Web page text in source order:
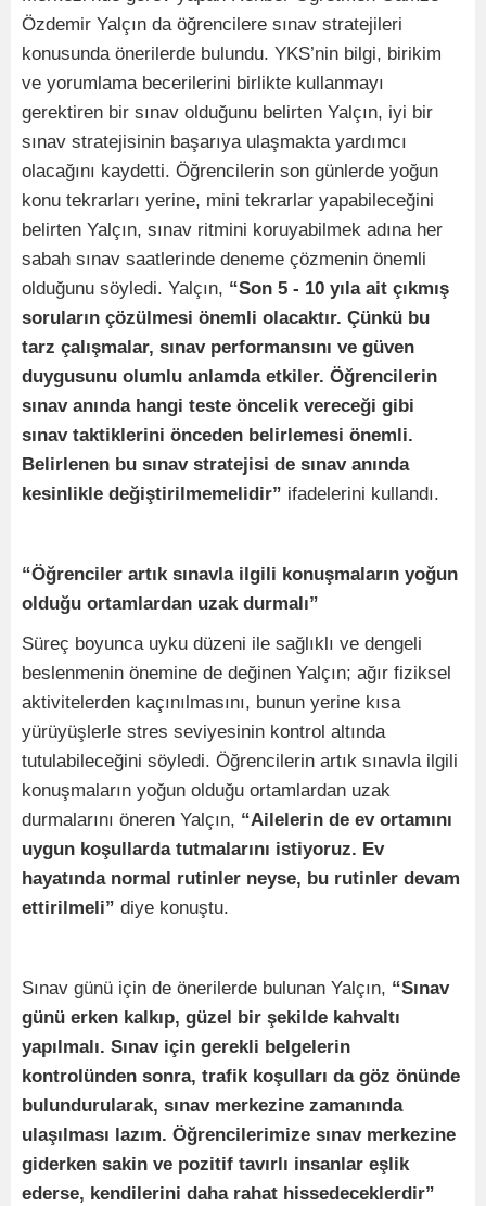
Özdemir Yalçın da öğrencilere sınav stratejileri
konusunda önerilerde bulundu. YKS’nin bilgi, birikim
ve yorumlama becerilerini birlikte kullanmayı
gerektiren bir sınav olduğunu belirten Yalçın, iyi bir
sınav stratejisinin başarıya ulaşmakta yardımcı
olacağını kaydetti. Öğrencilerin son günlerde yoğun
konu tekrarları yerine, mini tekrarlar yapabileceğini
belirten Yalçın, sınav ritmini koruyabilmek adına her
sabah sınav saatlerinde deneme çözmenin önemli
olduğunu söyledi. Yalçın, “Son 5 - 10 yıla ait çıkmış
soruların çözülmesi önemli olacaktır. Çünkü bu
tarz çalışmalar, sınav performansını ve güven
duygusunu olumlu anlamda etkiler. Öğrencilerin
sınav anında hangi teste öncelik vereceği gibi
sınav taktiklerini önceden belirlemesi önemli.
Belirlenen bu sınav stratejisi de sınav anında
kesinlikle değiştirilmemelidir” ifadelerini kullandı.
“Öğrenciler artık sınavla ilgili konuşmaların yoğun
olduğu ortamlardan uzak durmalı”
Süreç boyunca uyku düzeni ile sağlıklı ve dengeli
beslenmenin önemine de değinen Yalçın; ağır fiziksel
aktivitelerden kaçınılmasını, bunun yerine kısa
yürüyüşlerle stres seviyesinin kontrol altında
tutulabileceğini söyledi. Öğrencilerin artık sınavla ilgili
konuşmaların yoğun olduğu ortamlardan uzak
durmalarını öneren Yalçın, “Ailelerin de ev ortamını
uygun koşullarda tutmalarını istiyoruz. Ev
hayatında normal rutinler neyse, bu rutinler devam
ettirilmeli” diye konuştu.
Sınav günü için de önerilerde bulunan Yalçın, “Sınav
günü erken kalkıp, güzel bir şekilde kahvaltı
yapılmalı. Sınav için gerekli belgelerin
kontrolünden sonra, trafik koşulları da göz önünde
bulundurularak, sınav merkezine zamanında
ulaşılması lazım. Öğrencilerimize sınav merkezine
giderken sakin ve pozitif tavırlı insanlar eşlik
ederse, kendilerini daha rahat hissedeceklerdir”